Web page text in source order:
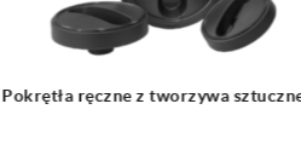
Kółka radełkowane